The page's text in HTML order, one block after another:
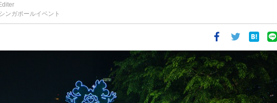
シンガポールイベント